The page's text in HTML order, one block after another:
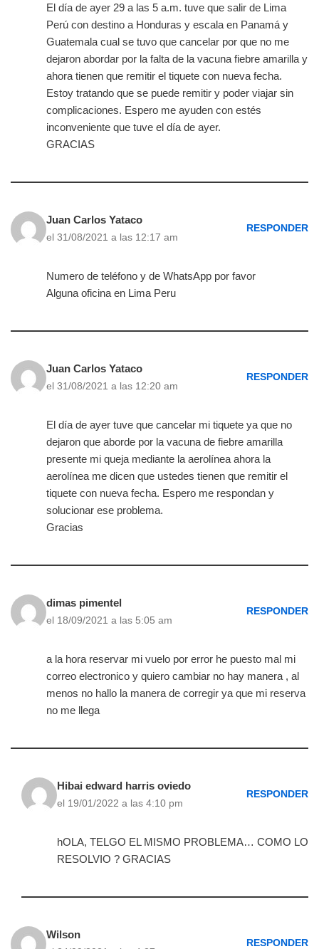
El día de ayer 29 a las 5 a.m. tuve que salir de Lima
Perú con destino a Honduras y escala en Panamá y
Guatemala cual se tuvo que cancelar por que no me
dejaron abordar por la falta de la vacuna fiebre amarilla y
ahora tienen que remitir el tiquete con nueva fecha.
Estoy tratando que se puede remitir y poder viajar sin
complicaciones. Espero me ayuden con estés
inconveniente que tuve el día de ayer.
GRACIAS
Juan Carlos Yataco
el 31/08/2021 a las 12:17 am
RESPONDER
Numero de teléfono y de WhatsApp por favor
Alguna oficina en Lima Peru
Juan Carlos Yataco
el 31/08/2021 a las 12:20 am
RESPONDER
El día de ayer tuve que cancelar mi tiquete ya que no
dejaron que aborde por la vacuna de fiebre amarilla
presente mi queja mediante la aerolínea ahora la
aerolínea me dicen que ustedes tienen que remitir el
tiquete con nueva fecha. Espero me respondan y
solucionar ese problema.
Gracias
dimas pimentel
el 18/09/2021 a las 5:05 am
RESPONDER
a la hora reservar mi vuelo por error he puesto mal mi
correo electronico y quiero cambiar no hay manera , al
menos no hallo la manera de corregir ya que mi reserva
no me llega
Hibai edward harris oviedo
el 19/01/2022 a las 4:10 pm
RESPONDER
hOLA, TELGO EL MISMO PROBLEMA… COMO LO
RESOLVIO ? GRACIAS
Wilson
RESPONDER